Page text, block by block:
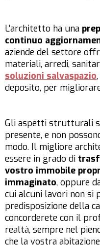
L’architetto ha una
continuo
aziende del settore
materiali, arredi,
soluzioni salvaspazio
deposito, per
Gli aspetti strutturali
presente, e non
modo. Il migliore
essere in grado di
vostro immobile
immaginato, oppure
cui alcuni lavori non si
predisposizione della
concorderete con il
realtà, sempre nel
che la vostra